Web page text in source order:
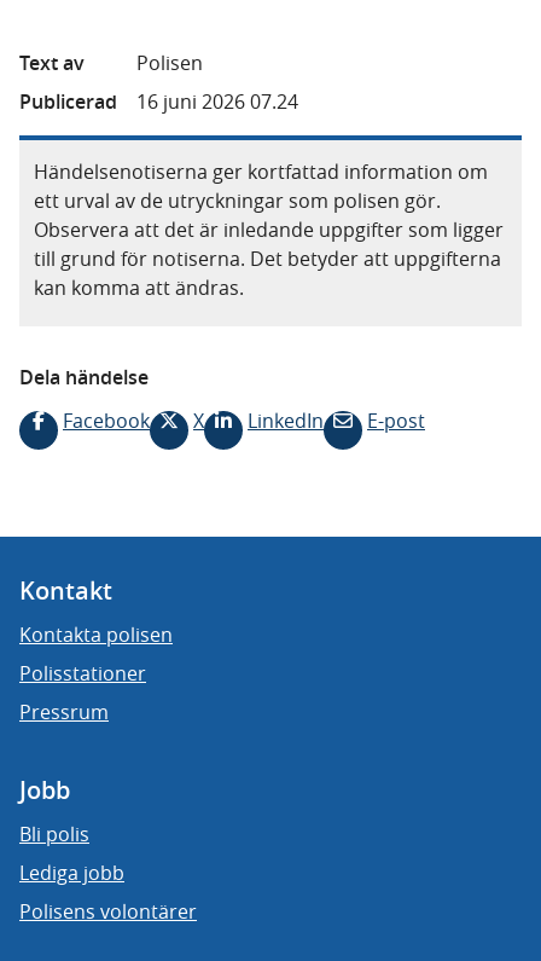
Text av
Polisen
Publicerad
16 juni 2026 07.24
Händelsenotiserna ger kortfattad information om
ett urval av de utryckningar som polisen gör.
Observera att det är inledande uppgifter som ligger
till grund för notiserna. Det betyder att uppgifterna
kan komma att ändras.
Dela händelse
Facebook
X LinkedIn E-post
Kontakt
Kontakta polisen
Polisstationer
Pressrum
Jobb
Bli polis
Lediga jobb
Polisens volontärer